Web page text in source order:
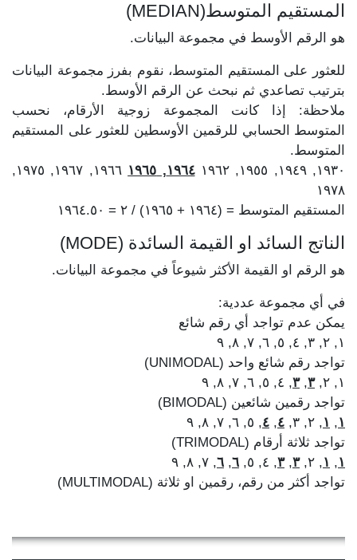
المستقيم المتوسط(MEDIAN)
هو الرقم الأوسط في مجموعة البيانات.
للعثور على المستقيم المتوسط، نقوم بفرز مجموعة البيانات
بترتيب تصاعدي ثم نبحث عن الرقم الأوسط.
ملاحظة: إذا كانت المجموعة زوجية الأرقام، نحسب
المتوسط الحسابي للرقمين الأوسطين للعثور على المستقيم
المتوسط.
١٩٣٠, ١٩٤٩, ١٩٥٥, ١٩٦٢
١٩٦٤, ١٩٦٥
١٩٦٦, ١٩٦٧, ١٩٧٥,
١٩٧٨
المستقيم المتوسط = (١٩٦٤ + ١٩٦٥) / ٢ = ١٩٦٤.٥٠
الناتج السائد او القيمة السائدة (MODE)
هو الرقم او القيمة الأكثر شيوعاً في مجموعة البيانات.
في أي مجموعة عددية:
يمكن عدم تواجد أي رقم شائع
١, ٢, ٣, ٤, ٥, ٦, ٧, ٨, ٩
تواجد رقم شائع واحد (UNIMODAL)
١, ٢,
٣,٣, ٤, ٥, ٦, ٧, ٨, ٩
تواجد رقمين شائعين (BIMODAL)
١, ١, ٢, ٣, ٤, ٤, ٥, ٦, ٧, ٨, ٩
تواجد ثلاثة أرقام (TRIMODAL)
١, ١, ٢, ٣,٣, ٤, ٥, ٦, ٦, ٧, ٨, ٩
تواجد أكثر من رقم، رقمين او ثلاثة (MULTIMODAL)